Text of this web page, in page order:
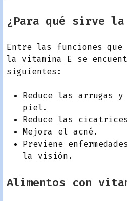
¿Para qué sirve
Entre las funciones
la vitamina E se
siguientes:
Reduce las arrugas
piel.
Reduce las
Mejora el acné.
Previene
la visión.
Alimentos con